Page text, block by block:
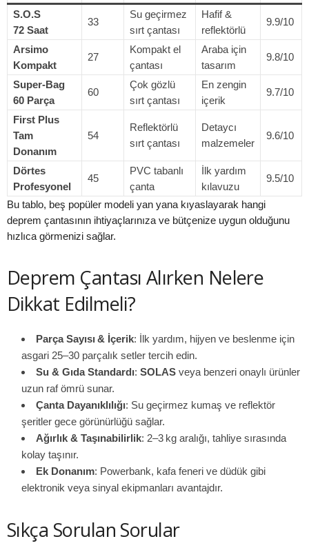
S.O.S
72 Saat
33
Su geçirmez
sırt çantası
Hafif &
reflektörlü
9.9/10
Arsimo
Kompakt
27
Kompakt el
çantası
Araba için
tasarım
9.8/10
Super‑Bag
60 Parça
60
Çok gözlü
sırt çantası
En zengin
içerik
9.7/10
First Plus
Tam
Donanım
54
Reflektörlü
sırt çantası
Detaycı
malzemeler
9.6/10
Dörtes
Profesyonel
45
PVC tabanlı
çanta
İlk yardım
kılavuzu
9.5/10
Bu tablo, beş popüler modeli yan yana kıyaslayarak hangi
deprem çantasının ihtiyaçlarınıza ve bütçenize uygun olduğunu
hızlıca görmenizi sağlar.
Deprem Çantası Alırken Nelere
Dikkat Edilmeli?
Parça Sayısı & İçerik: İlk yardım, hijyen ve beslenme için
asgari 25–30 parçalık setler tercih edin.
Su & Gıda Standardı: SOLAS veya benzeri onaylı ürünler
uzun raf ömrü sunar.
Çanta Dayanıklılığı: Su geçirmez kumaş ve reflektör
şeritler gece görünürlüğü sağlar.
Ağırlık & Taşınabilirlik: 2–3 kg aralığı, tahliye sırasında
kolay taşınır.
Ek Donanım: Powerbank, kafa feneri ve düdük gibi
elektronik veya sinyal ekipmanları avantajdır.
Sıkça Sorulan Sorular